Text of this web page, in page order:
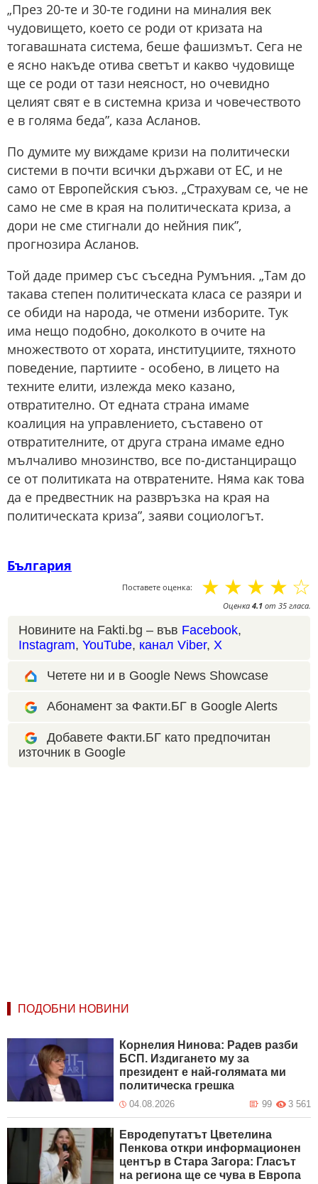
„През 20-те и 30-те години на миналия век
чудовището, което се роди от кризата на
тогавашната система, беше фашизмът. Сега не
е ясно накъде отива светът и какво чудовище
ще се роди от тази неясност, но очевидно
целият свят е в системна криза и човечеството
е в голяма беда”, каза Асланов.
По думите му виждаме кризи на политически
системи в почти всички държави от ЕС, и не
само от Европейския съюз. „Страхувам се, че не
само не сме в края на политическата криза, а
дори не сме стигнали до нейния пик”,
прогнозира Асланов.
Той даде пример със съседна Румъния. „Там до
такава степен политическата класа се разяри и
се обиди на народа, че отмени изборите. Тук
има нещо подобно, доколкото в очите на
множеството от хората, институциите, тяхното
поведение, партиите - особено, в лицето на
техните елити, излежда меко казано,
отвратително. От едната страна имаме
коалиция на управлението, съставено от
отвратителните, от друга страна имаме едно
мълчаливо мнозинство, все по-дистанциращо
се от политиката на отвратените. Няма как това
да е предвестник на развръзка на края на
политическата криза”, заяви социологът.
България
Поставете оценка: ☆
☆
☆
☆
☆
Оценка 4.1 от 35 гласа.
Новините на Fakti.bg – във Facebook,
Instagram, YouTube, канал Viber, X
Четете ни и в Google News Showcase
Абонамент за Факти.БГ в Google Alerts
Добавете Факти.БГ като предпочитан
източник в Google
ПОДОБНИ НОВИНИ
Корнелия Нинова: Радев разби
БСП. Издигането му за
президент е най-голямата ми
политическа грешка
04.08.2026 3 561
99
Евродепутатът Цветелина
Пенкова откри информационен
център в Стара Загора: Гласът
на региона ще се чува в Европа